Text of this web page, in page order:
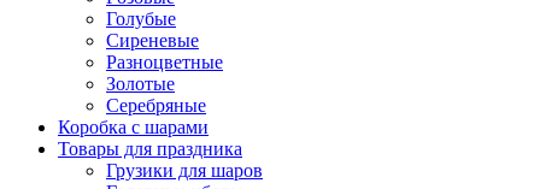
Голубые
Сиреневые
Разноцветные
Золотые
Серебряные
Коробка с шарами
Товары для праздника
Грузики для шаров